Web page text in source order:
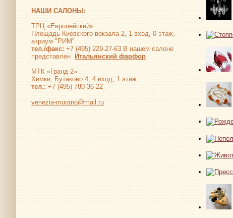
НАШИ САЛОНЫ:
ТРЦ «Европейский»
Площадь Киевского вокзала 2, 1 вход, 0 этаж,
атриум "РИМ"
тел./факс: +7 (495) 229-27-63 В нашем салоне
представлен
Итальянский фарфор
МТК «Гранд-2»
Химки, Бутаково 4, 4 вход, 1 этаж
тел.: +7 (495) 780-36-22
venezia-murano@mail.ru